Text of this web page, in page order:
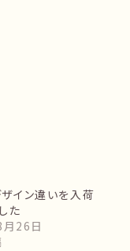
イン違いを入荷
た
26日